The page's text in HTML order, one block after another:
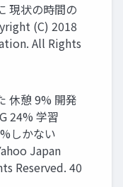
現状の時間の
(C) 2018
All Rights
休憩 9% 開発
24% 学習
しかない
Japan
Reserved. 40